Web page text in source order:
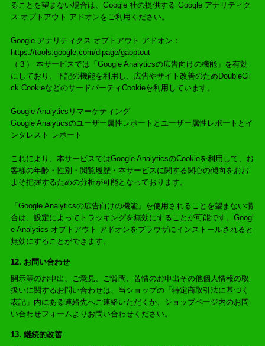
ることを望まない場合は、Google 社の提供する Google アナリティク
ス オプトアウト アドオンをご利用ください。
Google アナリティクス オプトアウト アドオン：
https://tools.google.com/dlpage/gaoptout
（３） 本サービスでは「Google Analyticsの広告向けの機能」を有効
にしており、下記の機能を利用し、広告やサイト改善のためDoubleCli
ck CookieなどのサードパーティCookieを利用しています。
Google Analyticsリマーケティング
Google Analyticsのユーザー属性レポートとユーザー属性レポートとイ
ンタレスト レポート
これにより、本サービスではGoogle AnalyticsのCookieを利用して、お
客様の年齢・性別・閲覧履歴・本サービスに関する関心の傾向をおお
よそ把握するための分析が可能となっております。
「Google Analyticsの広告向けの機能」を使用されることを望まない場
合は、設定によってトラッキングを無効にすることが可能です。Googl
e Analytics オプトアウト アドオンをブラウザにインストールされると
無効にすることができます。
12. お問い合わせ
開示等のお申出、ご意見、ご質問、苦情のお申出その他個人情報の取
扱いに関するお問い合わせは、当ショップの「特定商取引法に基づく
表記」内にある連絡先へご連絡いただくか、ショップページ内のお問
い合わせフォームよりお問い合わせください。
13. 継続的改善